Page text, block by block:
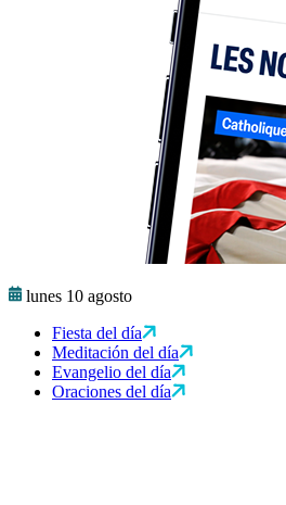
lunes 10 agosto
Fiesta del día
Meditación del día
Evangelio del día
Oraciones del día